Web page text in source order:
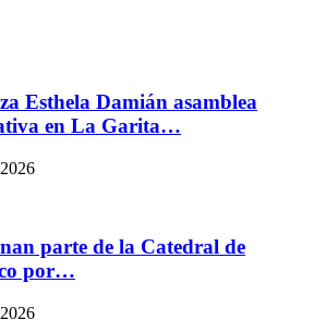
Esthela Damián asamblea
en La Garita…
parte de la Catedral de
por…